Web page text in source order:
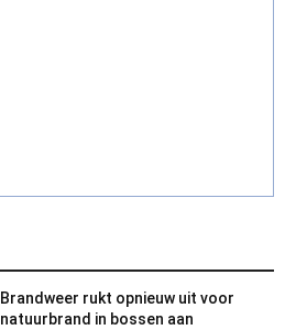
Brandweer rukt opnieuw uit voor
natuurbrand in bossen aan